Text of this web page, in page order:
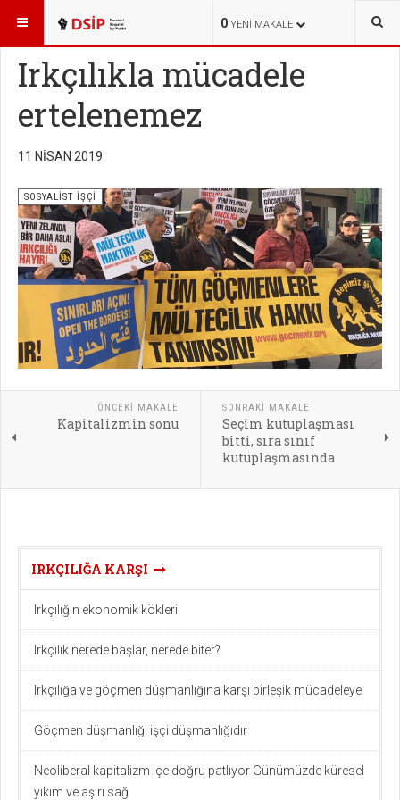
0 YENI MAKALE
BURADASINIZ: YAYINLAR SOSYALİST İŞÇİ
Irkçılıkla mücadele
ertelenemez
11 NISAN 2019
SOSYALİST İŞÇİ
ÖNCEKI MAKALE
Kapitalizmin sonu
SONRAKI MAKALE
Seçim kutuplaşması
bitti, sıra sınıf
kutuplaşmasında
IRKÇILIĞA KARŞI
Irkçılığın ekonomik kökleri
Irkçılık nerede başlar, nerede biter?
Irkçılığa ve göçmen düşmanlığına karşı birleşik mücadeleye
Göçmen düşmanlığı işçi düşmanlığıdır
Neoliberal kapitalizm içe doğru patlıyor Günümüzde küresel
yıkım ve aşırı sağ